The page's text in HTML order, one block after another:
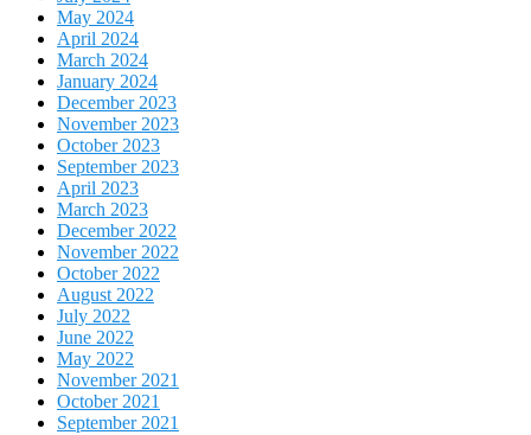
May 2024
April 2024
March 2024
January 2024
December 2023
November 2023
October 2023
September 2023
April 2023
March 2023
December 2022
November 2022
October 2022
August 2022
July 2022
June 2022
May 2022
November 2021
October 2021
September 2021